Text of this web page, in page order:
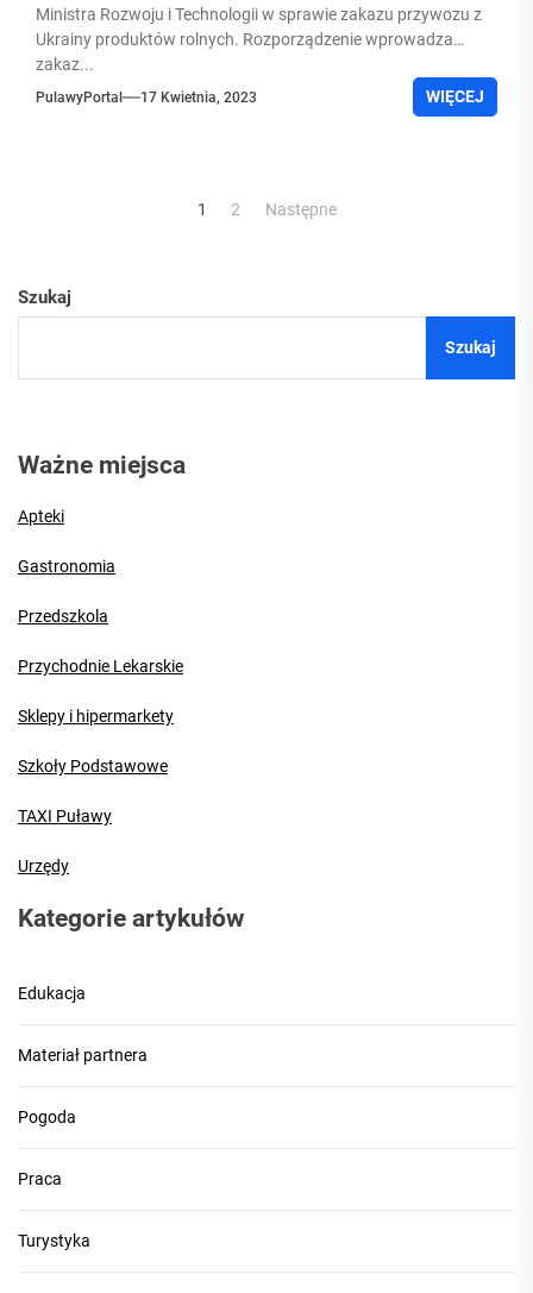
Ministra Rozwoju i Technologii w sprawie zakazu przywozu z
Ukrainy produktów rolnych. Rozporządzenie wprowadza
zakaz...
PulawyPortal 17 Kwietnia, 2023 WIĘCEJ
1 2 Następne
Szukaj
Szukaj
Ważne miejsca
Apteki
Gastronomia
Przedszkola
Przychodnie Lekarskie
Sklepy i hipermarkety
Szkoły Podstawowe
TAXI Puławy
Urzędy
Kategorie artykułów
Edukacja
Materiał partnera
Pogoda
Praca
Turystyka